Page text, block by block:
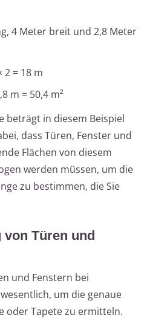
4 Meter breit und 2,8 Meter
2 = 18 m
m = 50,4 m²
beträgt in diesem Beispiel
dass Türen, Fenster und
Flächen von diesem
werden müssen, um die
zu bestimmen, die Sie
Türen und
und Fenstern bei
um die genaue
oder Tapete zu ermitteln.